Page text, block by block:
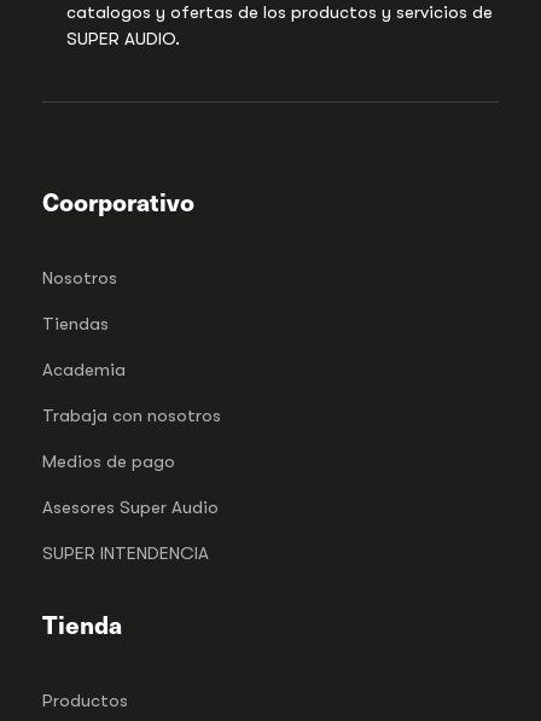
catalogos y ofertas de los productos y servicios de
SUPER AUDIO.
Coorporativo
Nosotros
Tiendas
Academia
Trabaja con nosotros
Medios de pago
Asesores Super Audio
SUPER INTENDENCIA
Tienda
Productos